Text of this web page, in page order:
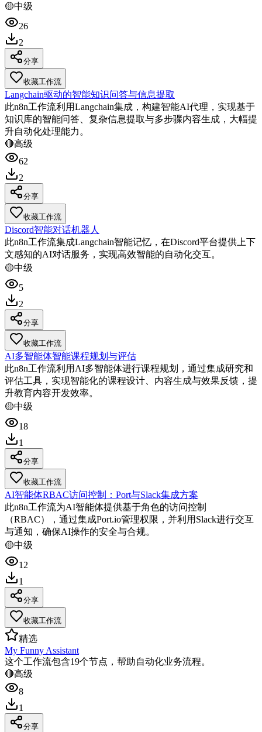
🟡中级
26
2
分享
收藏工作流
Langchain驱动的智能知识问答与信息提取
此n8n工作流利用Langchain集成，构建智能AI代理，实现基于
知识库的智能问答、复杂信息提取与多步骤内容生成，大幅提
升自动化处理能力。
🔴高级
62
2
分享
收藏工作流
Discord智能对话机器人
此n8n工作流集成Langchain智能记忆，在Discord平台提供上下
文感知的AI对话服务，实现高效智能的自动化交互。
🟡中级
5
2
分享
收藏工作流
AI多智能体智能课程规划与评估
此n8n工作流利用AI多智能体进行课程规划，通过集成研究和
评估工具，实现智能化的课程设计、内容生成与效果反馈，提
升教育内容开发效率。
🟡中级
18
1
分享
收藏工作流
AI智能体RBAC访问控制：Port与Slack集成方案
此n8n工作流为AI智能体提供基于角色的访问控制
（RBAC），通过集成Port.io管理权限，并利用Slack进行交互
与通知，确保AI操作的安全与合规。
🟡中级
12
1
分享
收藏工作流
精选
My Funny Assistant
这个工作流包含19个节点，帮助自动化业务流程。
🔴高级
8
1
分享